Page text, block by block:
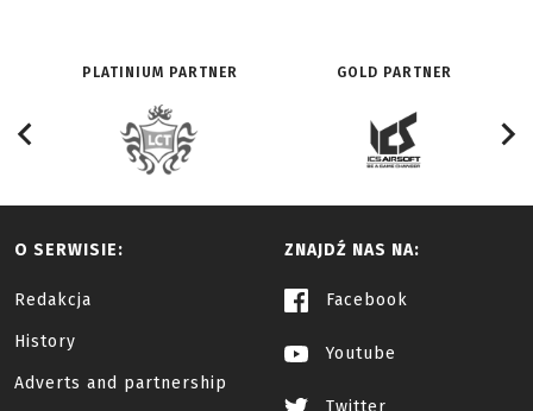
PLATINIUM PARTNER GOLD PARTNER
O SERWISIE:
Redakcja
History
Adverts and partnership
ZNAJDŹ NAS NA:
Facebook
Youtube
Twitter